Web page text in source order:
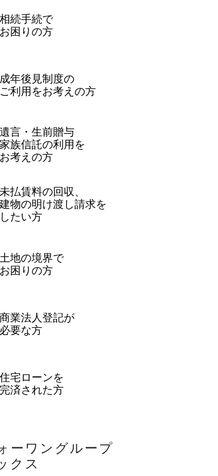
相続手続で
お困りの方
成年後見制度の
ご利用をお考えの方
遺言・生前贈与
家族信託の利用を
お考えの方
未払賃料の回収、
建物の明け渡し請求を
したい方
土地の境界で
お困りの方
商業法人登記が
必要な方
住宅ローンを
完済された方
ーワングループ
クス